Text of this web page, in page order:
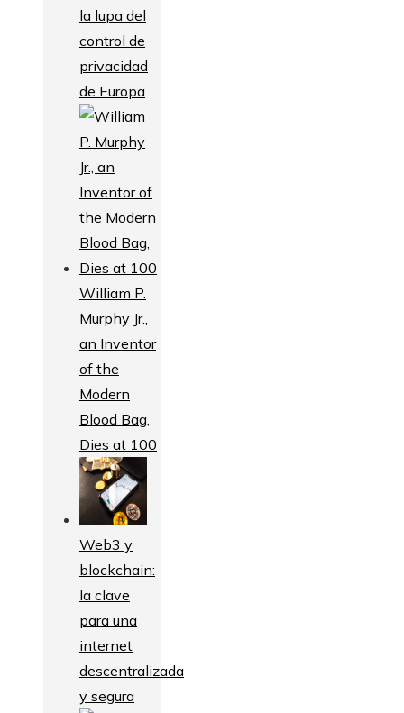
la lupa del
control de
privacidad
de Europa
William P.
Murphy Jr.,
an Inventor
of the
Modern
Blood Bag,
Dies at 100
Web3 y
blockchain:
la clave
para una
internet
descentralizada
y segura